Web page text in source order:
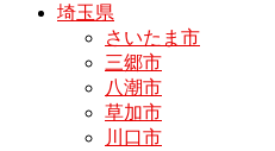
埼玉県
さいたま市
三郷市
八潮市
草加市
川口市